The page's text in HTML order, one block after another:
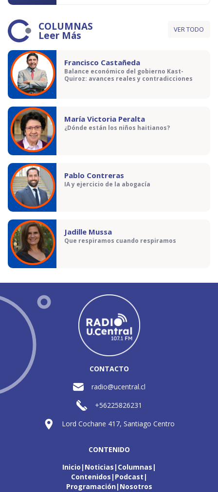
COLUMNAS
Leer Más VER TODO
Francisco Castañeda
Balance económico del gobierno Kast-
Quiroz: avances reales y contradicciones
María Victoria Peralta
¿Dónde están los niños haitianos?
Pablo Contreras
IA y ejercicio de la abogacía
Jadille Mussa
Que respiramos cuando respiramos
CONTACTO
radio@ucentral.cl
+56225826231
Lord Cochane 417, Santiago Centro
CONTENIDO
Inicio Noticias Columnas
Contenidos Podcast
Programación Nosotros